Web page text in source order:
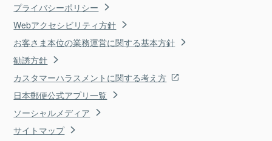
プライバシーポリシー
Webアクセシビリティ方針
お客さま本位の業務運営に関する基本方針
勧誘方針
カスタマーハラスメントに関する考え方
日本郵便公式アプリ一覧
ソーシャルメディア
サイトマップ